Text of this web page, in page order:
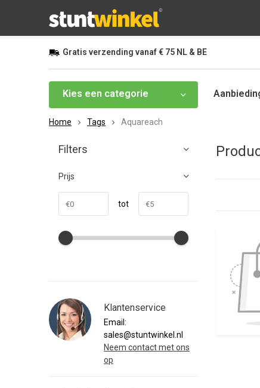
Gratis verzending vanaf€ 75 NL & BE
Kies een categorie
Home Tags Aquareach
Filters
Prijs
tot
Klantenservice
Email:
sales@stuntwinkel.nl
Neem contact met ons
op